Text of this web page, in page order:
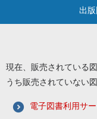
出
現在、販売されている
うち販売されていない
電子図書利用サ